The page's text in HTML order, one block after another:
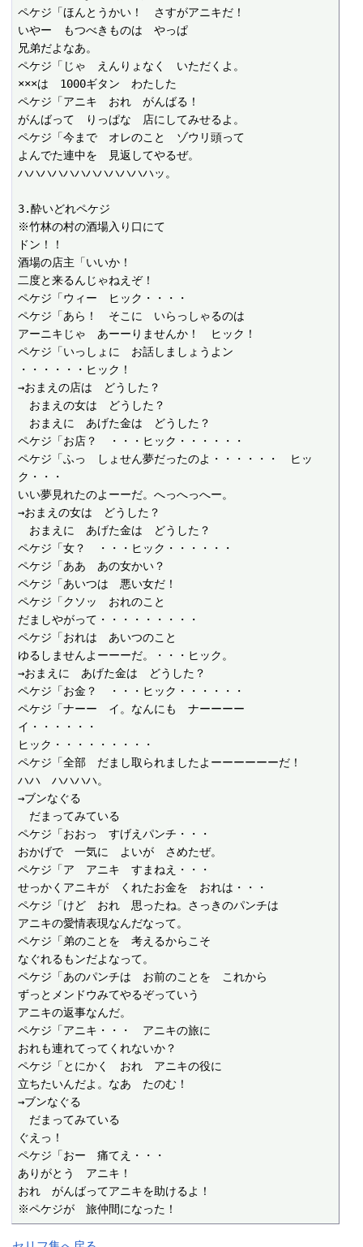
ペケジ「ほんとうかい！　さすがアニキだ！
いやー　もつべきものは　やっぱ
兄弟だよなあ。
ペケジ「じゃ　えんりょなく　いただくよ。
×××は　1000ギタン　わたした
ペケジ「アニキ　おれ　がんばる！
がんばって　りっぱな　店にしてみせるよ。
ペケジ「今まで　オレのこと　ゾウリ頭って
よんでた連中を　見返してやるぜ。
ハハハハハハハハハハハハッ。
3.酔いどれペケジ
※竹林の村の酒場入り口にて
ドン！！
酒場の店主「いいか！
二度と来るんじゃねえぞ！
ペケジ「ウィー　ヒック・・・・
ペケジ「あら！　そこに　いらっしゃるのは
アーニキじゃ　あーーりませんか！　ヒック！
ペケジ「いっしょに　お話しましょうよン
・・・・・・ヒック！
→おまえの店は　どうした？
おまえの女は　どうした？
おまえに　あげた金は　どうした？
ペケジ「お店？　・・・ヒック・・・・・・
ペケジ「ふっ　しょせん夢だったのよ・・・・・・　ヒッ
ク・・・
いい夢見れたのよーーだ。へっへっへー。
→おまえの女は　どうした？
おまえに　あげた金は　どうした？
ペケジ「女？　・・・ヒック・・・・・・
ペケジ「ああ　あの女かい？
ペケジ「あいつは　悪い女だ！
ペケジ「クソッ　おれのこと
だましやがって・・・・・・・・・
ペケジ「おれは　あいつのこと
ゆるしませんよーーーだ。・・・ヒック。
→おまえに　あげた金は　どうした？
ペケジ「お金？　・・・ヒック・・・・・・
ペケジ「ナーー　イ。なんにも　ナーーーー
イ・・・・・・
ヒック・・・・・・・・・
ペケジ「全部　だまし取られましたよーーーーーーだ！
ハハ　ハハハハ。
→ブンなぐる
だまってみている
ペケジ「おおっ　すげえパンチ・・・
おかげで　一気に　よいが　さめたぜ。
ペケジ「ア　アニキ　すまねえ・・・
せっかくアニキが　くれたお金を　おれは・・・
ペケジ「けど　おれ　思ったね。さっきのパンチは
アニキの愛情表現なんだなって。
ペケジ「弟のことを　考えるからこそ
なぐれるもンだよなって。
ペケジ「あのパンチは　お前のことを　これから
ずっとメンドウみてやるぞっていう
アニキの返事なんだ。
ペケジ「アニキ・・・　アニキの旅に
おれも連れてってくれないか？
ペケジ「とにかく　おれ　アニキの役に
立ちたいんだよ。なあ　たのむ！
→ブンなぐる
だまってみている
ぐえっ！
ペケジ「おー　痛てえ・・・
ありがとう　アニキ！
おれ　がんばってアニキを助けるよ！
※ペケジが　旅仲間になった！